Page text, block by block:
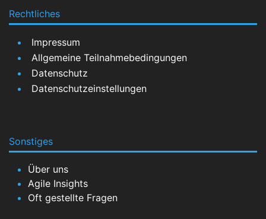
Rechtliches
Impressum
Allgemeine Teilnahmebedingungen
Datenschutz
Datenschutzeinstellungen
Sonstiges
Über uns
Agile Insights
Oft gestellte Fragen